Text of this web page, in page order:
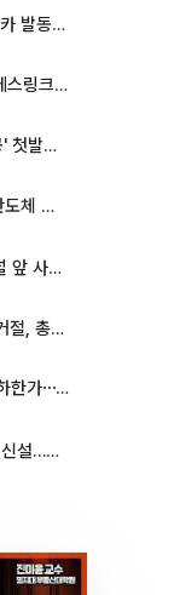
코스피, 장중 5%대 급락에 사이드카 발동…삼성·SK 동반 폭락
트럼프 “자석 사업을 하라”…제이에스링크, 비중국 영구자석 공급망 구축 속도
티웨이항공, 새 이름 '트리니티항공' 첫발…SSC 전략 본격화
라온로보틱스, 국내 유일 차세대 반도체 공정 로봇 개발 ‘고객사 테스트 진행’
고 발생
간 끌기”
NXT 프리마켓서 SK하이닉스 또 하한가⋯‘11주 거래’에 시초가 왜곡
뷰티 라방戰]